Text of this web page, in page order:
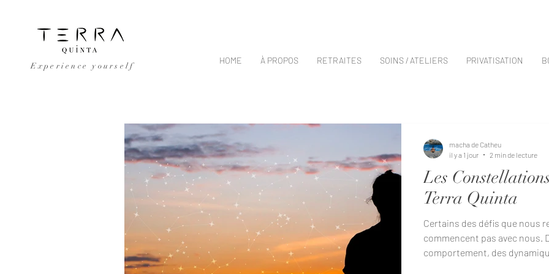
Experience yourself
HOME À PROPOS RETRAITES SOINS / ATELIERS PRIVATISATION
Les
Terra Quinta
Certains des défis que nous
commencent pas avec nous.
comportement, des
macha de Catheu
il y a 1 jour
2 min de lecture